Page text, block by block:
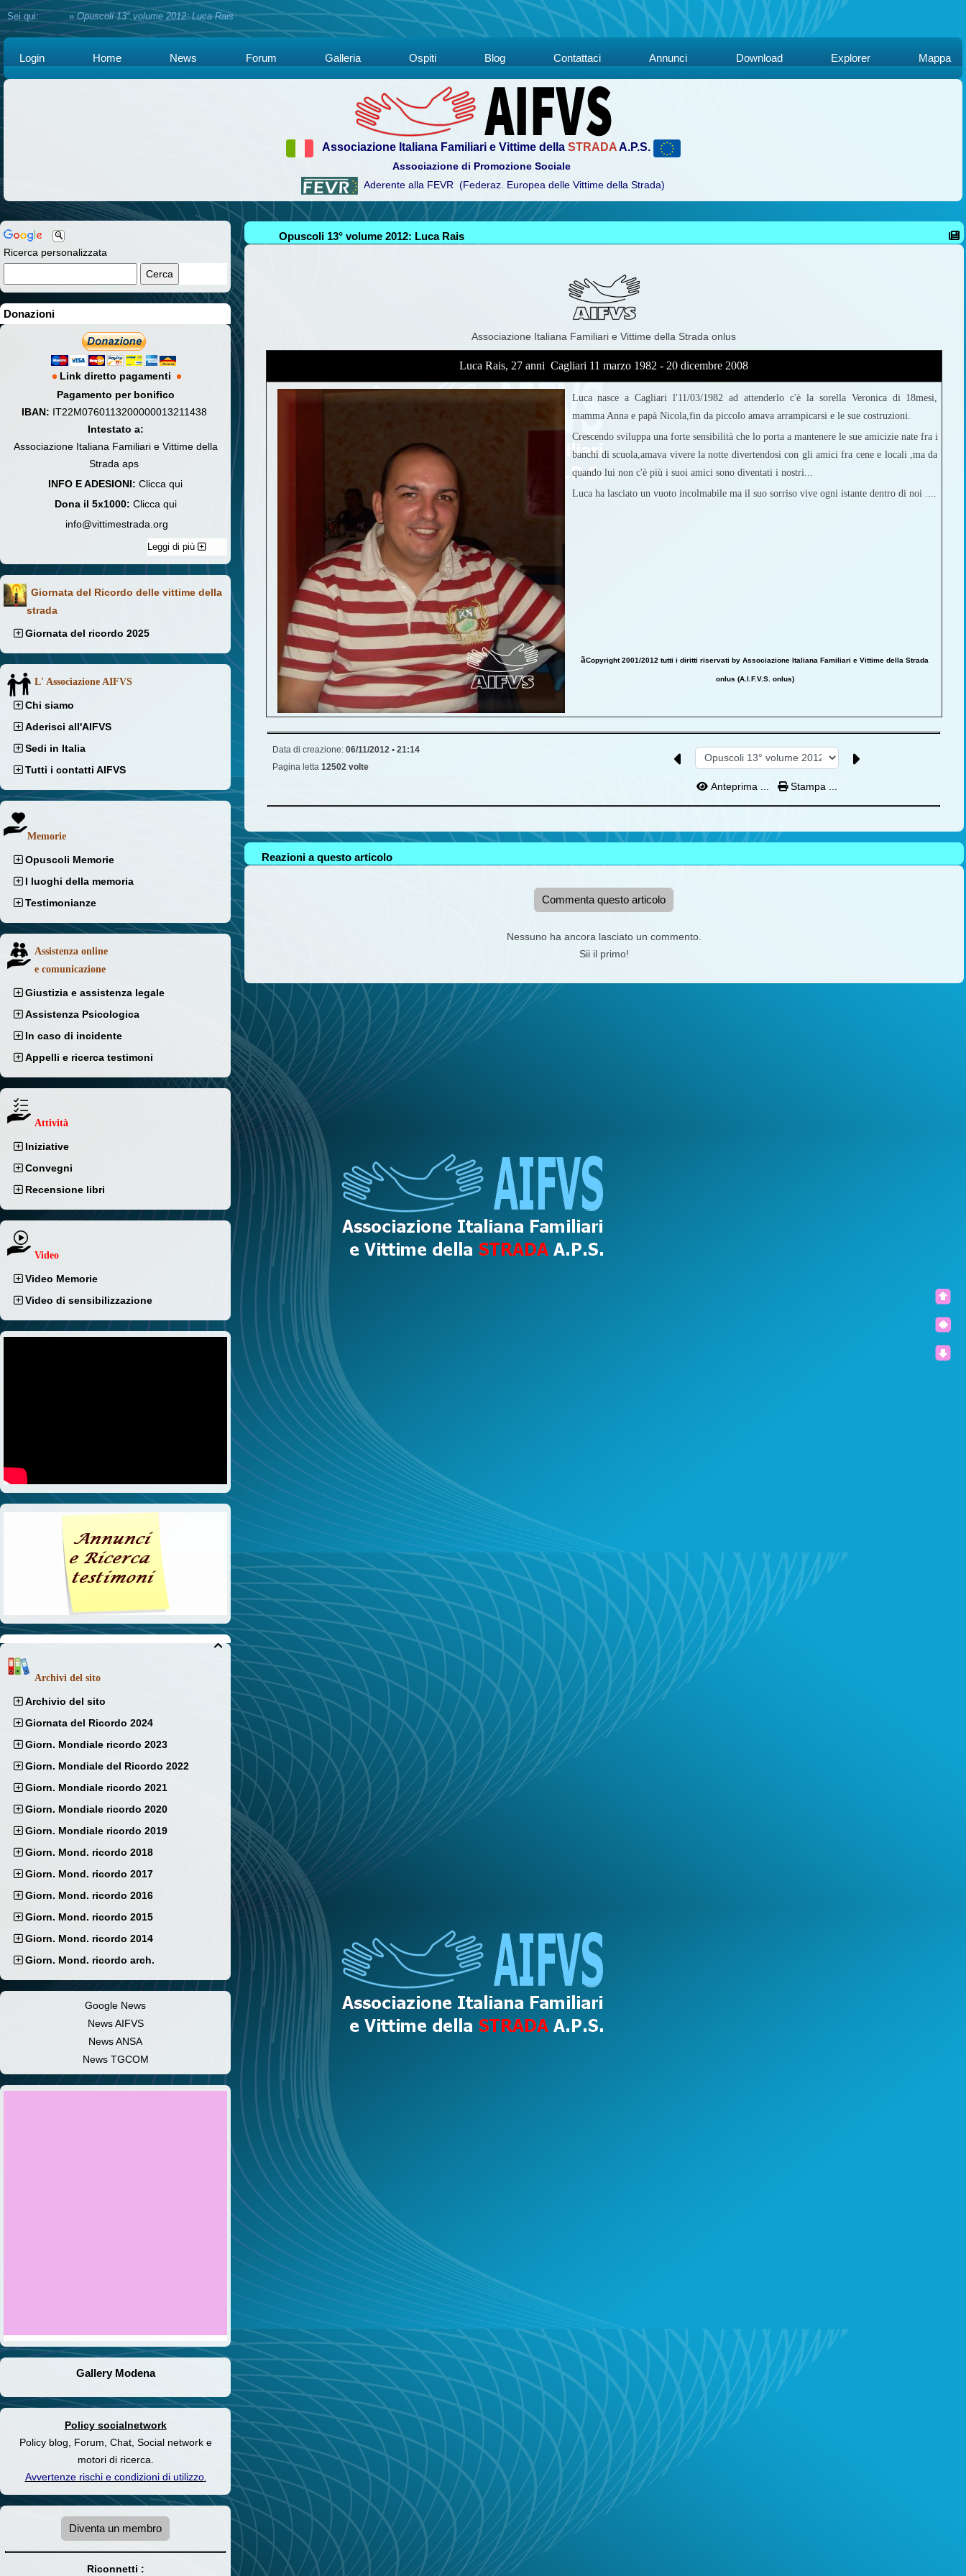
Sei qui:Home »Opuscoli 13° volume 2012: Luca Rais
Login Home News Forum Galleria Ospiti Blog Contattaci Annunci Download Explorer Mappa
Associazione Italiana Familiari e Vittime della STRADAA.P.S.
Associazione di Promozione Sociale
Aderente alla FEVR (Federaz. Europea delle Vittime della Strada)
Ricerca personalizzata
Donazioni
Link diretto pagamenti
Pagamento per bonifico
IBAN: IT22M0760113200000013211438
Intestato a:
Associazione Italiana Familiari e Vittime della
Strada aps
INFO E ADESIONI: Clicca qui
Dona il 5x1000: Clicca qui
info@vittimestrada.org
Leggi di più
Giornata del Ricordo delle vittime della
strada
Giornata del ricordo 2025
L' Associazione AIFVS
Chi siamo
Aderisci all'AIFVS
Sedi in Italia
Tutti i contatti AIFVS
Memorie
Opuscoli Memorie
I luoghi della memoria
Testimonianze
Assistenza online
e comunicazione
Giustizia e assistenza legale
Assistenza Psicologica
In caso di incidente
Appelli e ricerca testimoni
Attività
Iniziative
Convegni
Recensione libri
Video
Video Memorie
Video di sensibilizzazione

Archivi del sito
Archivio del sito
Giornata del Ricordo 2024
Giorn. Mondiale ricordo 2023
Giorn. Mondiale del Ricordo 2022
Giorn. Mondiale ricordo 2021
Giorn. Mondiale ricordo 2020
Giorn. Mondiale ricordo 2019
Giorn. Mond. ricordo 2018
Giorn. Mond. ricordo 2017
Giorn. Mond. ricordo 2016
Giorn. Mond. ricordo 2015
Giorn. Mond. ricordo 2014
Giorn. Mond. ricordo arch.
Google News
News AIFVS
News ANSA
News TGCOM
Gallery Modena
Policy socialnetwork
Policy blog, Forum, Chat, Social network e
motori di ricerca.
Avvertenze rischi e condizioni di utilizzo.
Diventa un membro
Riconnetti :
Opuscoli 13° volume 2012: Luca Rais
Associazione Italiana Familiari e Vittime della Strada onlus
Luca Rais, 27 anni Cagliari 11 marzo 1982 - 20 dicembre 2008
Luca nasce a Cagliari l'11/03/1982 ad attenderlo c'è la sorella Veronica di 18mesi,
mamma Anna e papà Nicola,fin da piccolo amava arrampicarsi e le sue costruzioni.
Crescendo sviluppa una forte sensibilità che lo porta a mantenere le sue amicizie nate fra i
banchi di scuola,amava vivere la notte divertendosi con gli amici fra cene e locali ,ma da
quando lui non c'è più i suoi amici sono diventati i nostri...
Luca ha lasciato un vuoto incolmabile ma il suo sorriso vive ogni istante dentro di noi ....
ãCopyright 2001/2012 tutti i diritti riservati by Associazione Italiana Familiari e Vittime della Strada
onlus (A.I.F.V.S. onlus)
Data di creazione: 06/11/2012 • 21:14
Pagina letta 12502 volte
Anteprima ... Stampa ...
Reazioni a questo articolo
Commenta questo articolo
Nessuno ha ancora lasciato un commento.
Sii il primo!